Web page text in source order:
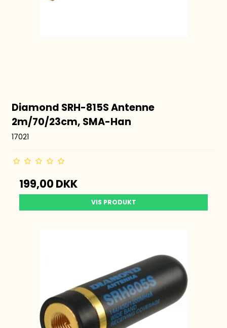
Diamond SRH-815S Antenne
2m/70/23cm, SMA-Han
17021
199,00 DKK
VIS PRODUKT